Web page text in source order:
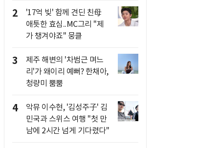
2
'17억 빚' 함께 견딘 친母
애틋한 효심..MC그리 "제
가 챙겨야죠" 뭉클
3
제주 해변의 '차범근 며느
리'가 왜이리 예뻐? 한채아,
청량미 뿜뿜
4
악뮤 이수현, '김성주子' 김
민국과 스위스 여행 "첫 만
남에 2시간 넘게 기다렸다"